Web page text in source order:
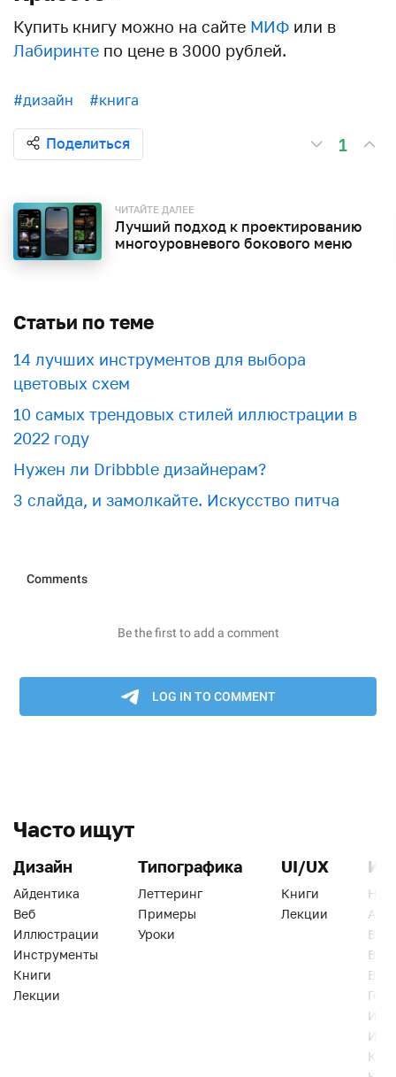
Купить книгу можно на сайте МИФ или в
Лабиринте по цене в 3000 рублей.
#дизайн #книга
Поделиться 1
ЧИТАЙТЕ ДАЛЕЕ
Лучший подход к проектированию
многоуровневого бокового меню
Статьи по теме
​​14 лучших инструментов для выбора
цветовых схем
10 самых трендовых стилей иллюстрации в
2022 году
Нужен ли Dribbble дизайнерам?
3 слайда, и замолкайте. Искусство питча
Часто ищут
Дизайн
Айдентика
Веб
Иллюстрации
Инструменты
Книги
Лекции
Типографика
Леттеринг
Примеры
Уроки
UI/UX
Книги
Лекции
Веб